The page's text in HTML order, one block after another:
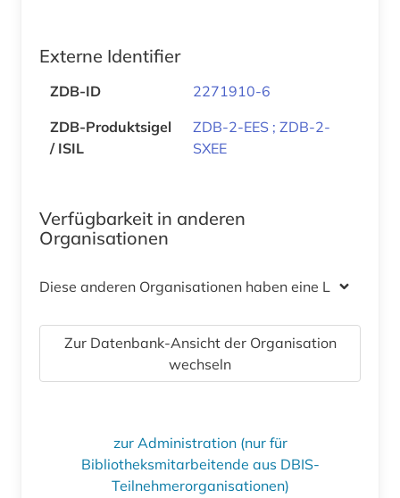
Externe Identifier
ZDB-ID
2271910-6
ZDB-Produktsigel
/ ISIL
ZDB-2-EES ; ZDB-2-
SXEE
Verfügbarkeit in anderen
Organisationen
Diese anderen Organisationen haben eine Lizenz
Zur Datenbank-Ansicht der Organisation
wechseln
zur Administration (nur für
Bibliotheksmitarbeitende aus DBIS-
Teilnehmerorganisationen)